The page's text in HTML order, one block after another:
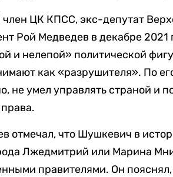
ЦК КПСС, экс-депутат
Рой Медведев в декабре 2021
и нелепой» политической
как «разрушителя». По
не умел управлять страной и
отмечал, что Шушкевич в
Лжедмитрий или Марина
правителями. Он